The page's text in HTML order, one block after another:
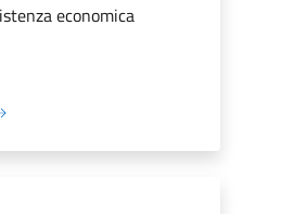
economica